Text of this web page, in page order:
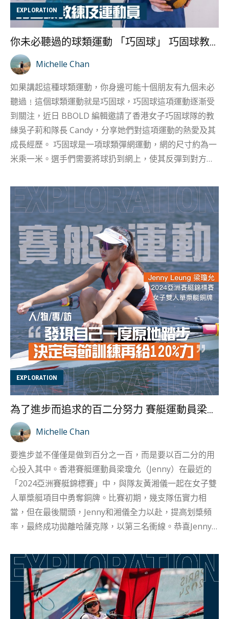
果覺得累了，身心也會毫無懸念立刻停下來。 被自然環境
簇擁著的跑山的時間，她很喜歡跟自己對話，感受一下自
己的心跳，聆聽心跳變快的節奏。這種感覺讓她覺得自己
由心地享受當下，很努力地在跑山，活在當下，完成每一
個目標的感覺讓她很感動。 接觸跑步後， Cecilia 不知不
覺地提升了意志力。她認為透過跑步鍛鍊到的意志力，能
在生活中顯現出來，她指：「當生活、工作中遇到困難
時，雖然第一下我過不了，但想放棄的時候我便會想，其
實我跑步時都可以做到個人突破，生活上只...
EXPLORATION
你未必聽過的球類運動 「巧固球」 巧固球教練吳子莉及運動員Candy專訪
Michelle Chan
如果講起這種球類運動，你身邊可能十個朋友有九個未必
聽過﹗這個球類運動就是巧固球，巧固球這項運動逐漸受
到關注，近日 BBOLD 編輯邀請了香港女子巧固球隊的教
練吳子莉和隊長 Candy，分享她們對這項運動的熱愛及其
成長經歷。 巧固球是一項球類彈網運動，網的尺寸約為一
米乘一米。選手們需要將球扔到網上，使其反彈到對方場
Brandt）在20世紀70年代發明，是一種沒有身體碰撞的運
動。由於球撞到球網的聲音類似法文的「tchouk」，故被
命名為 Tchoukball ，中文音譯為「巧固球」。 基本玩法
是球員於3公尺半圓的禁區射球，球反彈出禁區且落於場
區內並且中途沒有被對手球員接到，便可得分。比賽中途
不能搶對手的球，亦不能阻礙對方傳球、射球。因此，
Candy 指巧固球又被稱為「君子球」，是一項很君子的運
動。 香港女子巧固球隊教練吳子莉，自2006年開始接觸巧
固球，經過多年的努力和磨練，於2019年轉為教練。子莉
最初一直打手球與沙灘手球，因為過程中她的教練們引入
了巧固球，讓她有機會成為第一批接觸這項運動的人。一
路下去，後來子莉便成為手球兼巧固球的教練。 我們就是
第一代巧固球運動員代表 巧固球在十二年前還是新引入的
運動，當時香港沒有人知道怎樣玩這個運動。子莉提到：
「就算我們有所謂的教練，其實都是我們的隊友，然後那
時候大家是一起在暑假時一個星期連續七天練習學玩。但
是那時候其實從來都沒有覺得累，因為覺得很好玩。其實
你試想像一下，在香港有哪個運動是可以讓你鑽研自己打
球的一套方法？應該是幾乎沒有的。」 而她在教學過程
中，也會慢慢發現喜歡手球及巧固球的學生，性格上各有
不同。她提及：「有些學生只是喜歡打手球，因為刺激有
身體碰撞、即刻可以搶球得分，我形容為比較
aggressive，但有一類學生就不喜歡...
EXPLORATION
為了進步而追求的百二分努力 賽艇運動員梁瓊允專訪
Michelle Chan
要進步並不僅僅是做到百分之一百，而是要以百二分的用
心投入其中。香港賽艇運動員梁瓊允（Jenny）在最近的
「2024亞洲賽艇錦標賽」中，與隊友黃湘儀一起在女子雙
人單槳艇項目中勇奪銅牌。比賽初期，幾支隊伍實力相
當，但在最後關頭，Jenny和湘儀全力以赴，提高划槳頻
率，最終成功拋離哈薩克隊，以第三名衝線。恭喜Jenny
鍵主要與我們的訓練有關。在比賽前，教練不僅訓練我們
的有氧能力，還不斷提高我們的無氧能力。此外，與隊友
之間的默契也非常重要，我們心有靈犀，知道彼此的想
法。」 Jenny參賽項目雙人單槳艇同四人單槳艇，雖然已
有同時報兩項的經驗，但因為主辦單位安排有調動，原本